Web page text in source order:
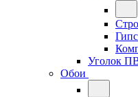
Уголок
Обои